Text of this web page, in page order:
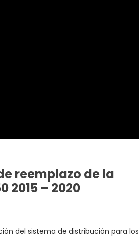
reemplazo de la
2015 – 2020
del sistema de distribución para los